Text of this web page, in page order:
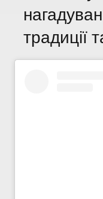
традиції